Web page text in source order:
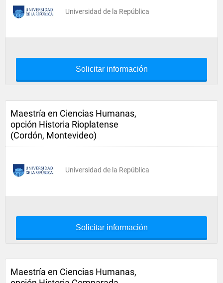
Universidad de la República
Solicitar información
Maestría en Ciencias Humanas,
opción Historia Rioplatense
(Cordón, Montevideo)
Universidad de la República
Solicitar información
Maestría en Ciencias Humanas,